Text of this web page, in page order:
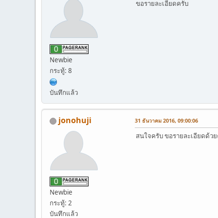
Newbie
กระทู้: 8
บันทึกแล้ว
ขอรายละเอียดครับ
jonohuji
Newbie
กระทู้: 2
บันทึกแล้ว
31 ธันวาคม 2016, 09:00:06
สนใจครับ ขอรายละเอียดด้ว